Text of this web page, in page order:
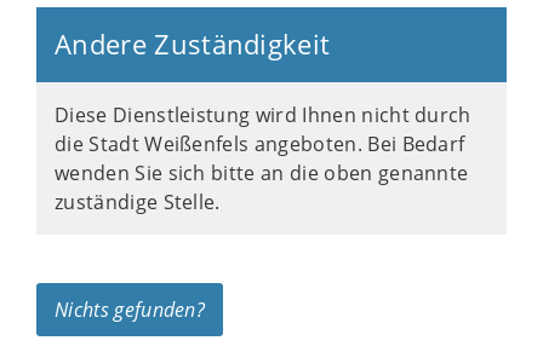
Andere Zuständigkeit
Diese Dienstleistung wird Ihnen nicht durch
die Stadt Weißenfels angeboten. Bei Bedarf
wenden Sie sich bitte an die oben genannte
zuständige Stelle.
Nichts gefunden?